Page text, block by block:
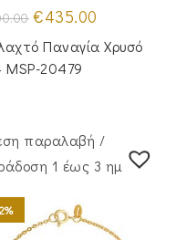
Original
price
was:
€500.00.
€435.00
τιμή
είναι:
Παναγία Χρυσό
MSP-20479
παραλαβή /
1 έως 3 ημέρες